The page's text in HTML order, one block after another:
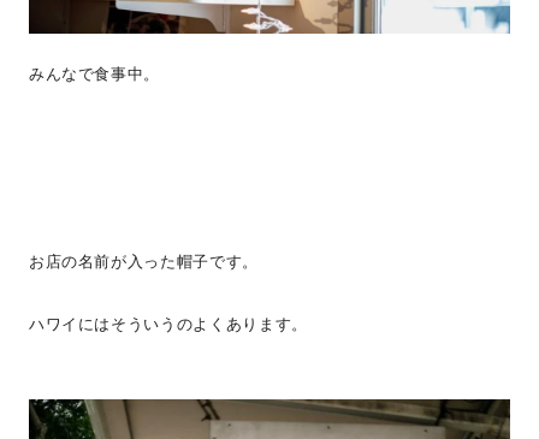
みんなで食事中。
お店の名前が入った帽子です。
ハワイにはそういうのよくあります。